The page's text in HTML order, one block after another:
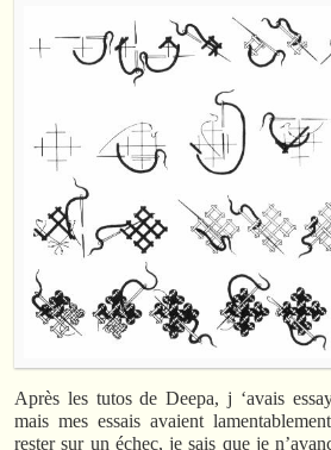
Après les tutos de Deepa, j ‘avais
mais mes essais avaient
rester sur un échec, je sais que je